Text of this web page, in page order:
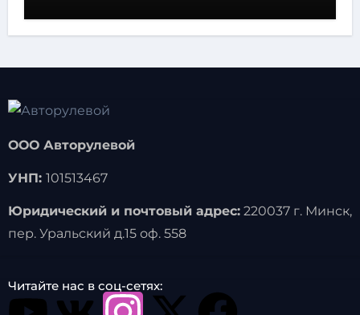
ООО Авторулевой
УНП: 101513467
Юридический и почтовый адрес:220037 г. Минск,
пер. Уральский д.15 оф. 558
Читайте нас в соц-сетях: